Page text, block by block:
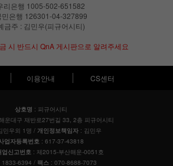
리은행 1005-502-651582
민은행 126301-04-327899
금주 : 김민우(피규어시티)
시 반드시 QnA 게시판으로 알려주세요
이용안내 CS센터
상호명 : 피규어시티
운대구 재반로27번길 33, 2층 피규어시티
민우외 1명 / 개인정보책임자 : 김민우
업자등록번호 : 617-37-43818
업신고번호 : 제2015-부산해운-0051호
1833-6394 / 팩스 : 070-8688-7073